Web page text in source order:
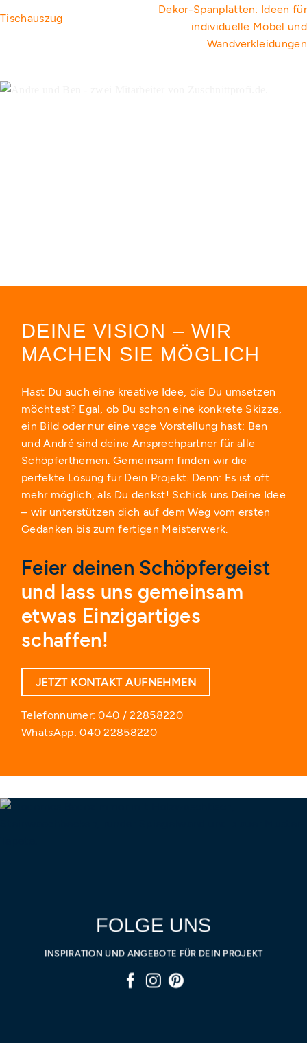
Tischauszug
Dekor-Spanplatten: Ideen für
individuelle Möbel und
Wandverkleidungen
DEINE VISION – WIR
MACHEN SIE MÖGLICH
Hast Du auch eine kreative Idee, die Du umsetzen
möchtest? Egal, ob Du schon eine konkrete Skizze,
ein Bild oder nur eine vage Vorstellung hast: Ben
und André sind deine Ansprechpartner für alle
Schöpferthemen. Gemeinsam finden wir die
perfekte Lösung für Dein Projekt. Denn: Es ist oft
mehr möglich, als Du denkst! Schick uns Deine Idee
– wir unterstützen dich auf dem Weg vom ersten
Gedanken bis zum fertigen Meisterwerk.
Feier deinen Schöpfergeist
und lass uns gemeinsam
etwas Einzigartiges
schaffen!
JETZT KONTAKT AUFNEHMEN
Telefonnumer:040 / 22858220
WhatsApp:040 22858220
FOLGE UNS
INSPIRATION UND ANGEBOTE FÜR DEIN PROJEKT